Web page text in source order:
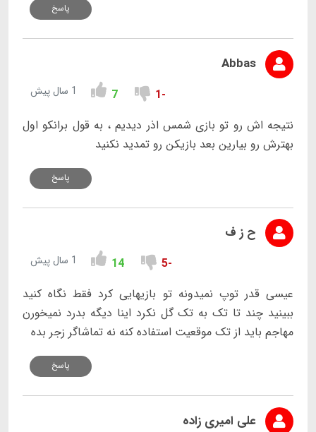
پاسخ
Abbas
-1
7 1 سال پیش
نتیجه اش رو تو بازی شمس اذر دیدیم ، به قول برانکو اول
بهترش رو بیارین بعد بازیکن رو تمدید نکنید
پاسخ
ح ز ف
-5
14 1 سال پیش
عیسی قدر توپ نمیدونه تو بازیهایی کرد فقط نگاه کنید
ببینید چند تا تک به تک گل نکرد اینا دیگه بدرد نمیخورن
مهاجم باید از تک موقعیت استفاده کنه نه تماشاگر زجر بده
پاسخ
علی اميری زاده